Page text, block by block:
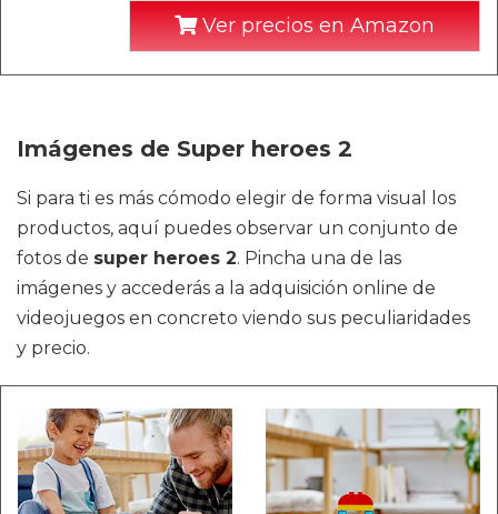
Ver precios en Amazon
Imágenes de Super heroes 2
Si para ti es más cómodo elegir de forma visual los
productos, aquí puedes observar un conjunto de
fotos de super heroes 2. Pincha una de las
imágenes y accederás a la adquisición online de
videojuegos en concreto viendo sus peculiaridades
y precio.